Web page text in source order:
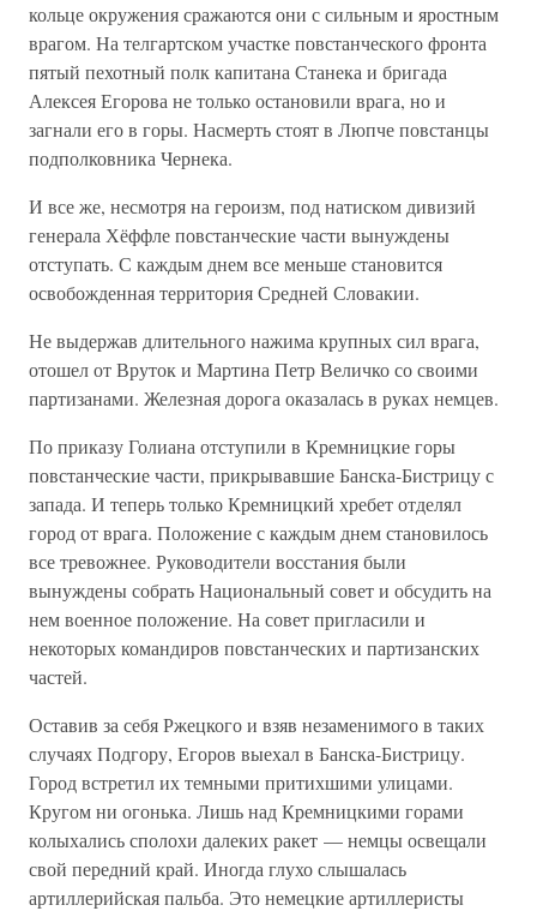
кольце окружения сражаются они с сильным и яростным
врагом. На телгартском участке повстанческого фронта
пятый пехотный полк капитана Станека и бригада
Алексея Егорова не только остановили врага, но и
загнали его в горы. Насмерть стоят в Люпче повстанцы
подполковника Чернека.
И все же, несмотря на героизм, под натиском дивизий
генерала Хёффле повстанческие части вынуждены
отступать. С каждым днем все меньше становится
освобожденная территория Средней Словакии.
Не выдержав длительного нажима крупных сил врага,
отошел от Вруток и Мартина Петр Величко со своими
партизанами. Железная дорога оказалась в руках немцев.
По приказу Голиана отступили в Кремницкие горы
повстанческие части, прикрывавшие Банска-Бистрицу с
запада. И теперь только Кремницкий хребет отделял
город от врага. Положение с каждым днем становилось
все тревожнее. Руководители восстания были
вынуждены собрать Национальный совет и обсудить на
нем военное положение. На совет пригласили и
некоторых командиров повстанческих и партизанских
частей.
Оставив за себя Ржецкого и взяв незаменимого в таких
случаях Подгору, Егоров выехал в Банска-Бистрицу.
Город встретил их темными притихшими улицами.
Кругом ни огонька. Лишь над Кремницкими горами
колыхались сполохи далеких ракет — немцы освещали
свой передний край. Иногда глухо слышалась
артиллерийская пальба. Это немецкие артиллеристы